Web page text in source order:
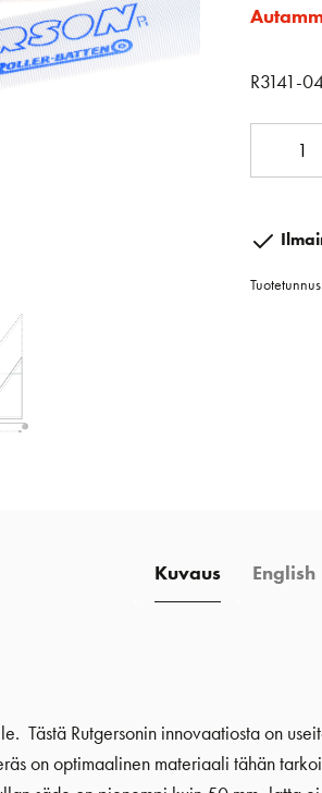
R3141-
400
Kuvaus English
Tästä Rutgersonin innovaatiosta on
on optimaalinen materiaali tähän